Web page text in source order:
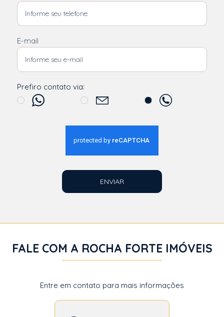
E-mail
Prefiro contato via:
ENVIAR
FALE COM A ROCHA FORTE IMÓVEIS
Entre em contato para mais informações